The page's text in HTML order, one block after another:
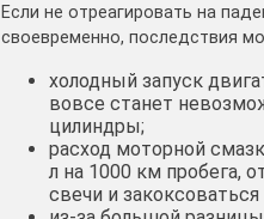
Если не отреагировать на
своевременно, последствия
холодный запуск
вовсе станет
цилиндры;
расход моторной
л на 1000 км пробега,
свечи и закоксоваться